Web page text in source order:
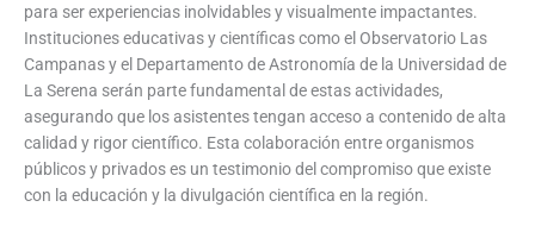
para ser experiencias inolvidables y visualmente impactantes.
Instituciones educativas y científicas como el Observatorio Las
Campanas y el Departamento de Astronomía de la Universidad de
La Serena serán parte fundamental de estas actividades,
asegurando que los asistentes tengan acceso a contenido de alta
calidad y rigor científico. Esta colaboración entre organismos
públicos y privados es un testimonio del compromiso que existe
con la educación y la divulgación científica en la región.